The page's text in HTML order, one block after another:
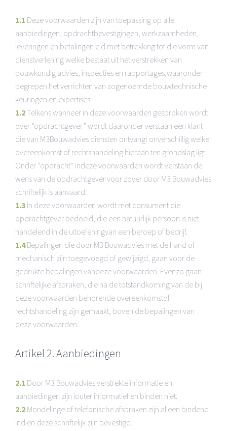
1.1 Deze voorwaarden zijn van toepassing op alle
aanbiedingen, opdrachtbevestigingen, werkzaamheden,
leveringen en betalingen e.d.met betrekking tot die vorm van
dienstverlening welke bestaat uit het verstrekken van
bouwkundig advies, inspecties en rapportages,waaronder
begrepen het verrichten van zogenoemde bouwtechnische
keuringen en expertises.
1.2 Telkens wanneer in deze voorwaarden gesproken wordt
over “opdrachtgever” wordt daaronder verstaan een klant
die van M3Bouwadvies diensten ontvangt onverschillig welke
overeenkomst of rechtshandeling hieraan ten grondslag ligt.
Onder “opdracht” indeze voorwaarden wordt verstaan de
wens van de opdrachtgever voor zover door M3 Bouwadvies
schriftelijk is aanvaard.
1.3 In deze voorwaarden wordt met consument die
opdrachtgever bedoeld, die een natuurlijk persoon is niet
handelend in de uitoefeningvan een beroep of bedrijf.
1.4Bepalingen die door M3 Bouwadvies met de hand of
mechanisch zijn toegevoegd of gewijzigd, gaan voor de
gedrukte bepalingen vandeze voorwaarden. Evenzo gaan
schriftelijke afspraken, die na de totstandkoming van de bij
deze voorwaarden behorende overeenkomstof
rechtshandeling zijn gemaakt, boven de bepalingen van
deze voorwaarden.
Artikel 2. Aanbiedingen
2.1 Door M3 Bouwadvies verstrekte informatie en
aanbiedingen zijn louter informatief en binden niet.
2.2 Mondelinge of telefonische afspraken zijn alleen bindend
indien deze schriftelijk zijn bevestigd.